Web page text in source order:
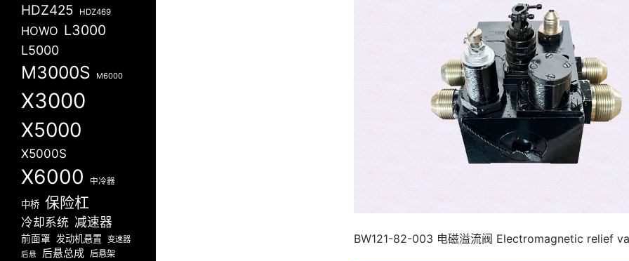
BW121-82-003 电磁溢流阀 Electromagnetic relief
HDZ425 HDZ469
HOWO L3000
L5000
M3000S M6000
X3000
X5000
X5000S
X6000 中冷器
中桥 保险杠
冷却系统 减速器
前面罩 发动机悬置 变速器
后悬 后悬总成 后悬架